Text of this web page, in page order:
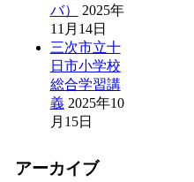
バ）
2025年
11月14日
三次市立十
日市小学校
総合学習講
義 2025年10
月15日
アーカイブ